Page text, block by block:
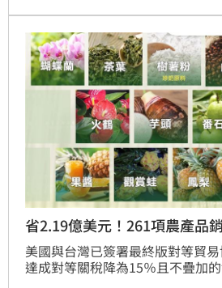
內消費者購車選擇更為多元。
省2.19億美元！261項農產品
美國與台灣已簽署最終版對等貿
達成對等關稅降為15％且不疊加